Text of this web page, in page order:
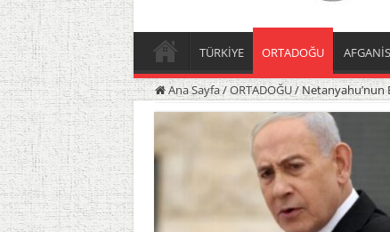
TÜRKİYE ORTADOĞU
Ana Sayfa/ORTADOĞU/Netanyahu’nun